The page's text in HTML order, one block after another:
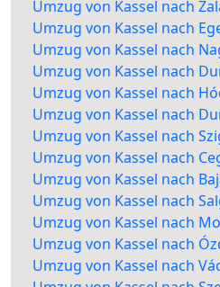
Umzug von Kassel nach
Umzug von Kassel nach
Umzug von Kassel nach
Umzug von Kassel nach
Umzug von Kassel nach
Umzug von Kassel nach
Umzug von Kassel nach
Umzug von Kassel nach
Umzug von Kassel nach
Umzug von Kassel nach
Umzug von Kassel nach
Umzug von Kassel nach
Umzug von Kassel nach